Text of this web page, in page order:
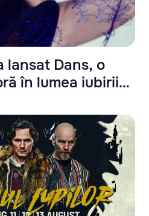
lansat Dans, o
în lumea iubirii